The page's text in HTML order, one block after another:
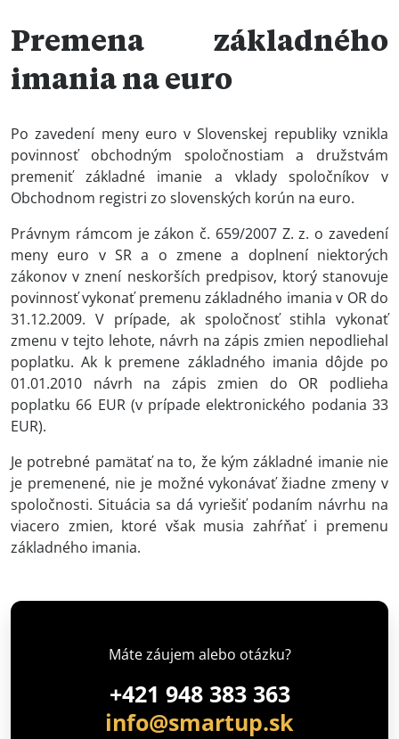
Premena základného
imania na euro
Po zavedení meny euro v Slovenskej republiky vznikla
povinnosť obchodným spoločnostiam a družstvám
premeniť základné imanie a vklady spoločníkov v
Obchodnom registri zo slovenských korún na euro.
Právnym rámcom je zákon č. 659/2007 Z. z. o zavedení
meny euro v SR a o zmene a doplnení niektorých
zákonov v znení neskorších predpisov, ktorý stanovuje
povinnosť vykonať premenu základného imania v OR do
31.12.2009. V prípade, ak spoločnosť stihla vykonať
zmenu v tejto lehote, návrh na zápis zmien nepodliehal
poplatku. Ak k premene základného imania dôjde po
01.01.2010 návrh na zápis zmien do OR podlieha
poplatku 66 EUR (v prípade elektronického podania 33
EUR).
Je potrebné pamätať na to, že kým základné imanie nie
je premenené, nie je možné vykonávať žiadne zmeny v
spoločnosti. Situácia sa dá vyriešiť podaním návrhu na
viacero zmien, ktoré však musia zahŕňať i premenu
základného imania.
Máte záujem alebo otázku?
+421 948 383 363
info@smartup.sk